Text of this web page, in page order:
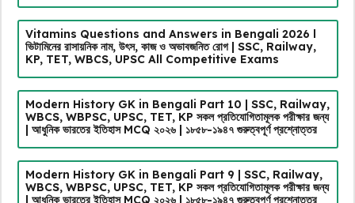
Vitamins Questions and Answers in Bengali 2026 l
ভিটামিনের রাসায়নিক নাম, উৎস, কাজ ও অভাবজনিত রোগ | SSC, Railway,
KP, TET, WBCS, UPSC All Competitive Exams
Modern History GK in Bengali Part 10 | SSC, Railway,
WBCS, WBPSC, UPSC, TET, KP সকল প্রতিযোগিতামূলক পরীক্ষার জন্য
| আধুনিক ভারতের ইতিহাস MCQ ২০২৬ | ১৮৫৮-১৯৪৭ গুরুত্বপূর্ণ প্রশ্নোত্তর
Modern History GK in Bengali Part 9 | SSC, Railway,
WBCS, WBPSC, UPSC, TET, KP সকল প্রতিযোগিতামূলক পরীক্ষার জন্য
| আধুনিক ভারতের ইতিহাস MCQ ২০২৬ | ১৮৫৮-১৯৪৭ গুরুত্বপূর্ণ প্রশ্নোত্তর